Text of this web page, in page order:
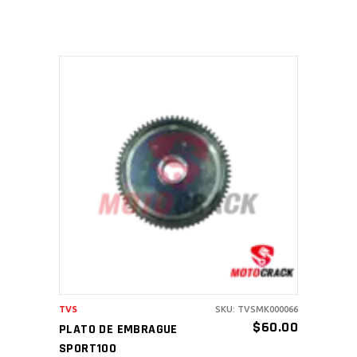
AÑADIR AL CARRITO
PLATO DE EMBRAGUE
SPORT100
$60.00
TVS SKU: TVSMK000066